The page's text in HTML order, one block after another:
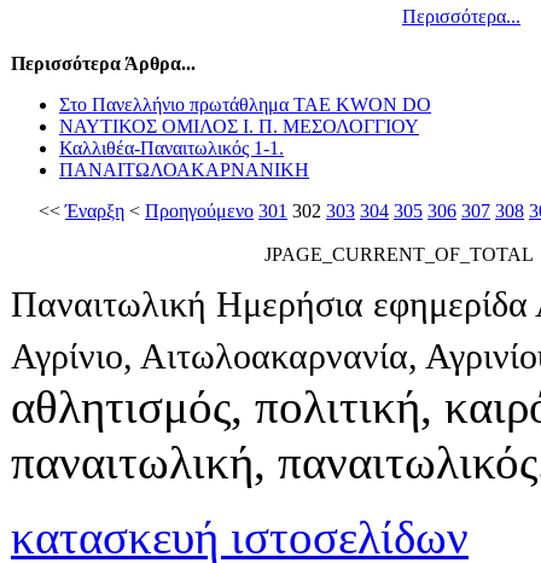
Περισσότερα...
Περισσότερα Άρθρα...
Στο Πανελλήνιο πρωτάθλημα TAE KWON DO
ΝΑΥΤΙΚΟΣ ΟΜΙΛΟΣ Ι. Π. ΜΕΣΟΛΟΓΓΙΟΥ
Καλλιθέα-Παναιτωλικός 1-1.
ΠΑΝΑΙΤΩΛΟΑΚΑΡΝΑΝΙΚΗ
<<Έναρξη < Προηγούμενο 301 302 303 304 305 306 307 308
JPAGE_CURRENT_OF_TOTAL
Παναιτωλική Ημερήσια εφημερίδα
Αγρίνιο, Αιτωλοακαρνανία,
αθλητισμός, πολιτική,
παναιτωλική,
κατασκευή ιστοσελίδων